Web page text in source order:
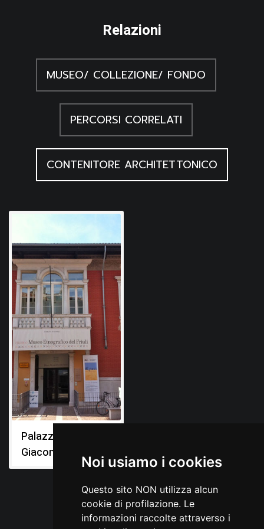
Noi usiamo i cookies
Questo sito NON utilizza alcun
cookie di profilazione. Le
informazioni raccolte attraverso i
Relazioni
MUSEO/ COLLEZIONE/ FONDO
PERCORSI CORRELATI
CONTENITORE ARCHITETTONICO
Palazzo
Giacomelli